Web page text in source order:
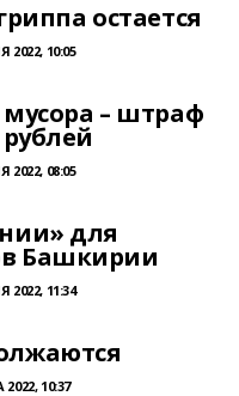
остается
2022, 10:05
– штраф
2022, 08:05
для
Башкирии
2022, 11:34
10:37